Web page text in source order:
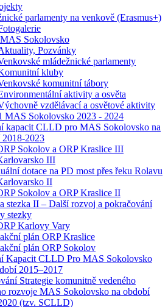
parlamenty na venkově (Erasmus+)
Sokolovsko
Pozvánky
mládežnické parlamenty
kluby
komunitní tábory
aktivity a osvěta
vzdělávací a osvětové aktivity
MAS Sokolovsko 2023 - 2024
kapacit CLLD pro MAS Sokolovsko na
2018-2023
Sokolov a ORP Kraslice III
III
dotace na PD most přes řeku Rolavu
II
Sokolov a ORP Kraslice II
stezka II – Další rozvoj a pokračování
stezky
Karlovy Vary
plán ORP Kraslice
plán ORP Sokolov
Kapacit CLLD Pro MAS Sokolovsko
2015–2017
Strategie komunitně vedeného
rozvoje MAS Sokolovsko na období
(tzv. SCLLD)